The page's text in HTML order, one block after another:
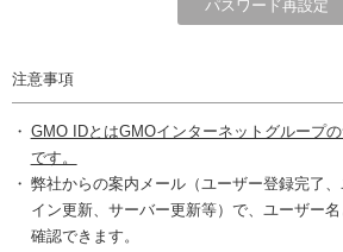
注意事項
GMO IDとはGMOインターネットグループ
です。
弊社からの案内メール（ユーザー登録完了
イン更新、サーバー更新等）で、ユーザー
確認できます。